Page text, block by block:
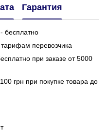
Гарантия
бесплатно
перевозчика
при заказе от 5000
товара до